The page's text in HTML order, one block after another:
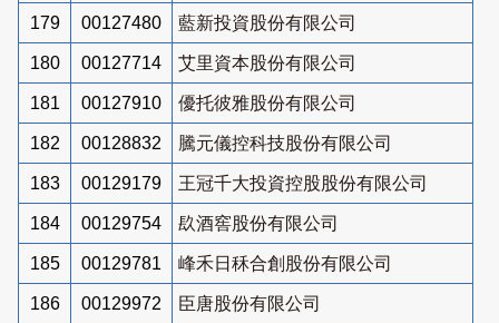
179 00127480 藍新投資股份有限公司
180 00127714 艾里資本股份有限公司
181 00127910 優托彼雅股份有限公司
182 00128832 騰元儀控科技股份有限公司
183 00129179 王冠千大投資控股股份有限公司
184 00129754 镹酒窖股份有限公司
185 00129781 峰禾日秝合創股份有限公司
186 00129972 臣唐股份有限公司